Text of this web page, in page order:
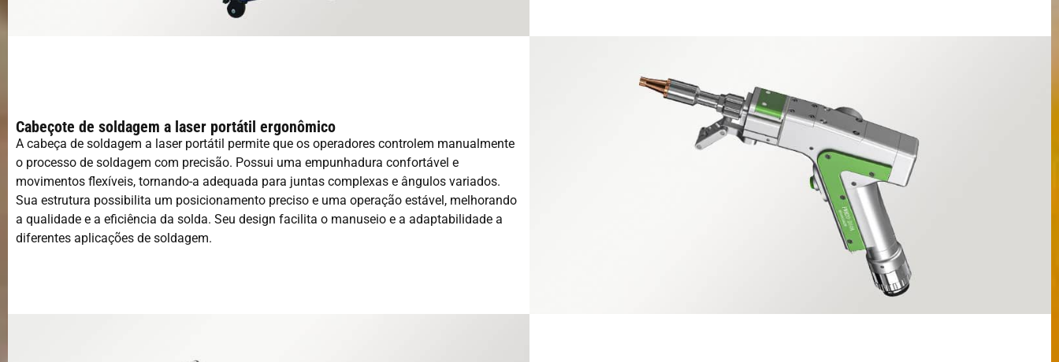
Cabeçote de soldagem a laser portátil ergonômico
A cabeça de soldagem a laser portátil permite que os operadores controlem manualmente
o processo de soldagem com precisão. Possui uma empunhadura confortável e
movimentos flexíveis, tornando-a adequada para juntas complexas e ângulos variados.
Sua estrutura possibilita um posicionamento preciso e uma operação estável, melhorando
a qualidade e a eficiência da solda. Seu design facilita o manuseio e a adaptabilidade a
diferentes aplicações de soldagem.